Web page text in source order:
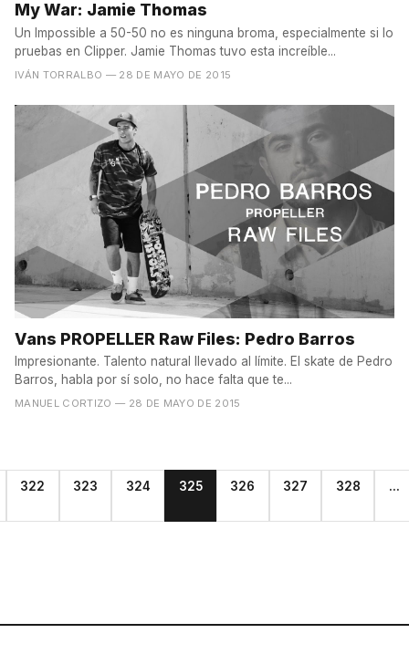
My War: Jamie Thomas
Un Impossible a 50-50 no es ninguna broma, especialmente si lo
pruebas en Clipper. Jamie Thomas tuvo esta increíble...
IVÁN TORRALBO — 28 DE MAYO DE 2015
Vans PROPELLER Raw Files: Pedro Barros
Impresionante. Talento natural llevado al límite. El skate de Pedro
Barros, habla por sí solo, no hace falta que te...
MANUEL CORTIZO — 28 DE MAYO DE 2015
322 323 324 325 326 327 328 ...